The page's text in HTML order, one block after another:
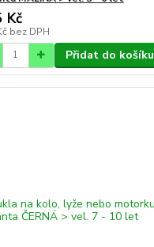
Kč
bez DPH
Přidat do košíku